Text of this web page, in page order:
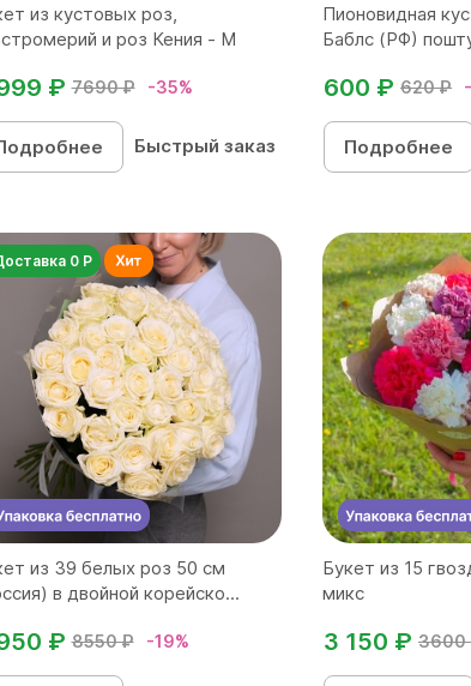
из кустовых роз,
и роз Кения - M
7690 ₽ -35%
₽
Быстрый заказ
Пионовидная
Баблс (РФ)
620 ₽
600 ₽
Подробнее
0 Р
из 39 белых роз 50 см
в двойной корейско...
8550 ₽ -19%
₽
Букет из 15
микс
3600
3 150 ₽